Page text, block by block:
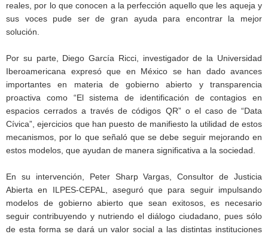
reales, por lo que conocen a la perfección aquello que les aqueja y
sus voces pude ser de gran ayuda para encontrar la mejor
solución.
Por su parte, Diego García Ricci, investigador de la Universidad
Iberoamericana expresó que en México se han dado avances
importantes en materia de gobierno abierto y transparencia
proactiva como “El sistema de identificación de contagios en
espacios cerrados a través de códigos QR” o el caso de “Data
Cívica”, ejercicios que han puesto de manifiesto la utilidad de estos
mecanismos, por lo que señaló que se debe seguir mejorando en
estos modelos, que ayudan de manera significativa a la sociedad.
En su intervención, Peter Sharp Vargas, Consultor de Justicia
Abierta en ILPES-CEPAL, aseguró que para seguir impulsando
modelos de gobierno abierto que sean exitosos, es necesario
seguir contribuyendo y nutriendo el diálogo ciudadano, pues sólo
de esta forma se dará un valor social a las distintas instituciones